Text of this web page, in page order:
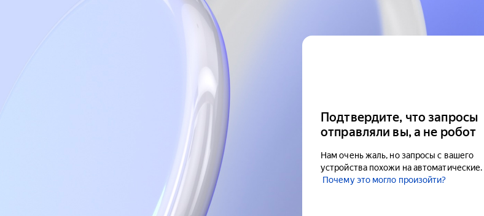
Подтвердите, что запросы
отправляли вы, а не робот
Нам очень жаль, но запросы с вашего
устройства похожи на автоматические.
Почему это могло произойти?